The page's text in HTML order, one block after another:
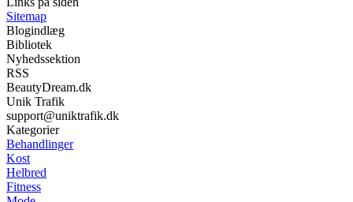
Sitemap
Blogindlæg
Bibliotek
Nyhedssektion
RSS
BeautyDream.dk
Unik Trafik
support@uniktrafik.dk
Kategorier
Behandlinger
Kost
Helbred
Fitness